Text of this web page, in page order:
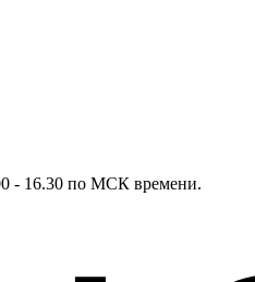
- 16.30 по МСК времени.